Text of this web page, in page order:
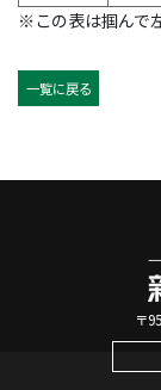
※この表は掴んで
一覧に戻る
〒